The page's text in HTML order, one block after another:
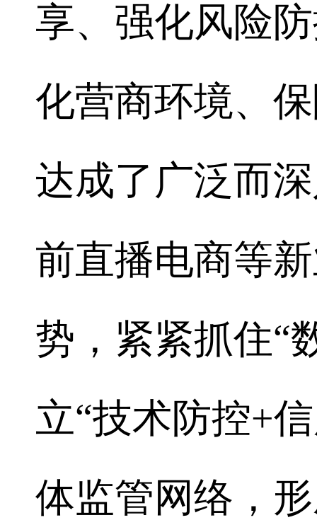
享、强化风险
化营商环境、
达成了广泛而
前直播电商等
势，紧紧抓住“
立“技术防控+
体监管网络，